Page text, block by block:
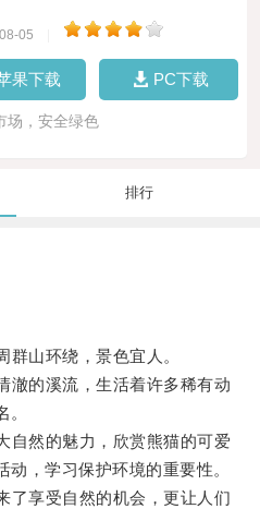
05
果下载 PC下载
场，安全绿色
排行
山环绕，景色宜人。
的溪流，生活着许多稀有动
然的魅力，欣赏熊猫的可爱
，学习保护环境的重要性。
享受自然的机会，更让人们